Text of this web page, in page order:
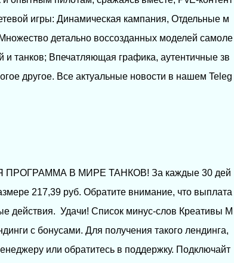
игры: Динамическая кампания, Отдельные м
детально воссозданных моделей самоле
и танков; Впечатляющая графика, аутентичные зв
другое. Все актуальные новости в нашем Teleg
В МИРЕ ТАНКОВ! За каждые 30 дей
217,39 руб. Обратите внимание, что выплата
действия. Удачи! Список минус-слов Креативы М
с бонусами. Для получения такого лендинга,
или обратитесь в поддержку. Подключайт